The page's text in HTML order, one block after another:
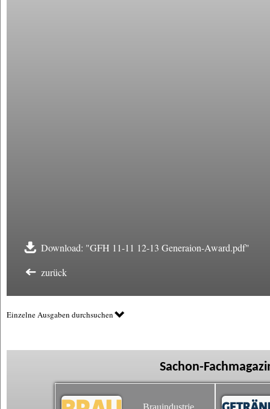
Download: "GFH 11-11 12-13 Generaion-Award.pdf"
zurück
Einzelne Ausgaben durchsuchen
Sachon-
Brauindustrie